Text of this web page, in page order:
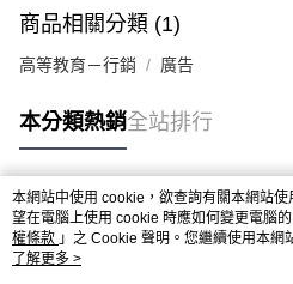
商品相關分類 (1)
高等教育－行銷 廣告
本分類熱銷全站排行
熱門標籤
本網站中使用 cookie，欲查詢有關本網站
望在電腦上使用 cookie 時應如何變更電腦
權條款 」之 Cookie 聲明。您繼續使用本網
用條款之 Cookie 聲明使用 cookie。
了解更多 >